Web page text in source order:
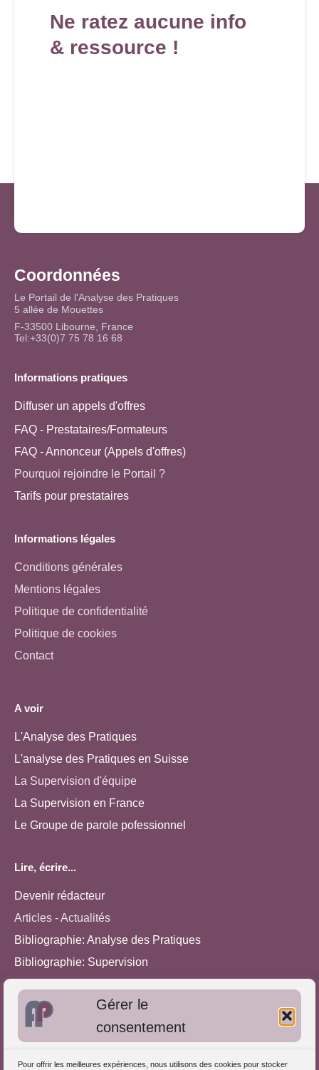
Gérer le
consentement
Pour offrir les meilleures expériences, nous utilisons des cookies pour stocker
Ne ratez aucune info
& ressource !
Coordonnées
Le Portail de l'Analyse des Pratiques
5 allée de Mouettes
F-33500 Libourne, France
Tel:+33(0)7 75 78 16 68
Informations pratiques
Diffuser un appels d'offres
FAQ - Prestataires/Formateurs
FAQ - Annonceur (Appels d'offres)
Pourquoi rejoindre le Portail ?
Tarifs pour prestataires
Informations légales
Conditions générales
Mentions légales
Politique de confidentialité
Politique de cookies
Contact
A voir
L'Analyse des Pratiques
L'analyse des Pratiques en Suisse
La Supervision d'équipe
La Supervision en France
Le Groupe de parole pofessionnel
Lire, écrire...
Devenir rédacteur
Articles - Actualités
Bibliographie: Analyse des Pratiques
Bibliographie: Supervision
Approches de l'Analyse des pratiques